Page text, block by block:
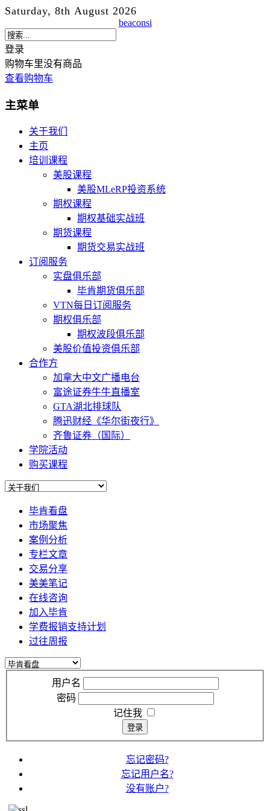
Saturday, 8th August 2026
beaconsi
登录
购物车里没有商品
查看购物车
主菜单
关于我们
主页
培训课程
美股课程
美股MLeRP投资系统
期权课程
期权基础实战班
期货课程
期货交易实战班
订阅服务
实盘俱乐部
毕肯期货俱乐部
VTN每日订阅服务
期权俱乐部
期权波段俱乐部
美股价值投资俱乐部
合作方
加拿大中文广播电台
富途证券牛牛直播室
GTA湖北排球队
腾迅财经《华尔街夜行》
齐鲁证券（国际）
学院活动
购买课程
毕肯看盘
市场聚焦
案例分析
专栏文章
交易分享
美美笔记
在线咨询
加入毕肯
学费报销支持计划
过往周报
用户名
密码
记住我
登录
忘记密码?
忘记用户名?
没有账户?